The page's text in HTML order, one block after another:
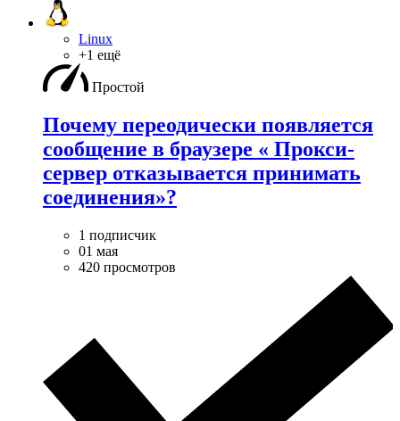
Linux
+1 ещё
Простой
Почему переодически появляется
сообщение в браузере « Прокси-
сервер отказывается принимать
соединения»?
1 подписчик
01 мая
420 просмотров